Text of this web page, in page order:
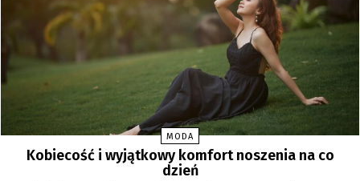
MODA
Kobiecość i wyjątkowy komfort noszenia na co
dzień